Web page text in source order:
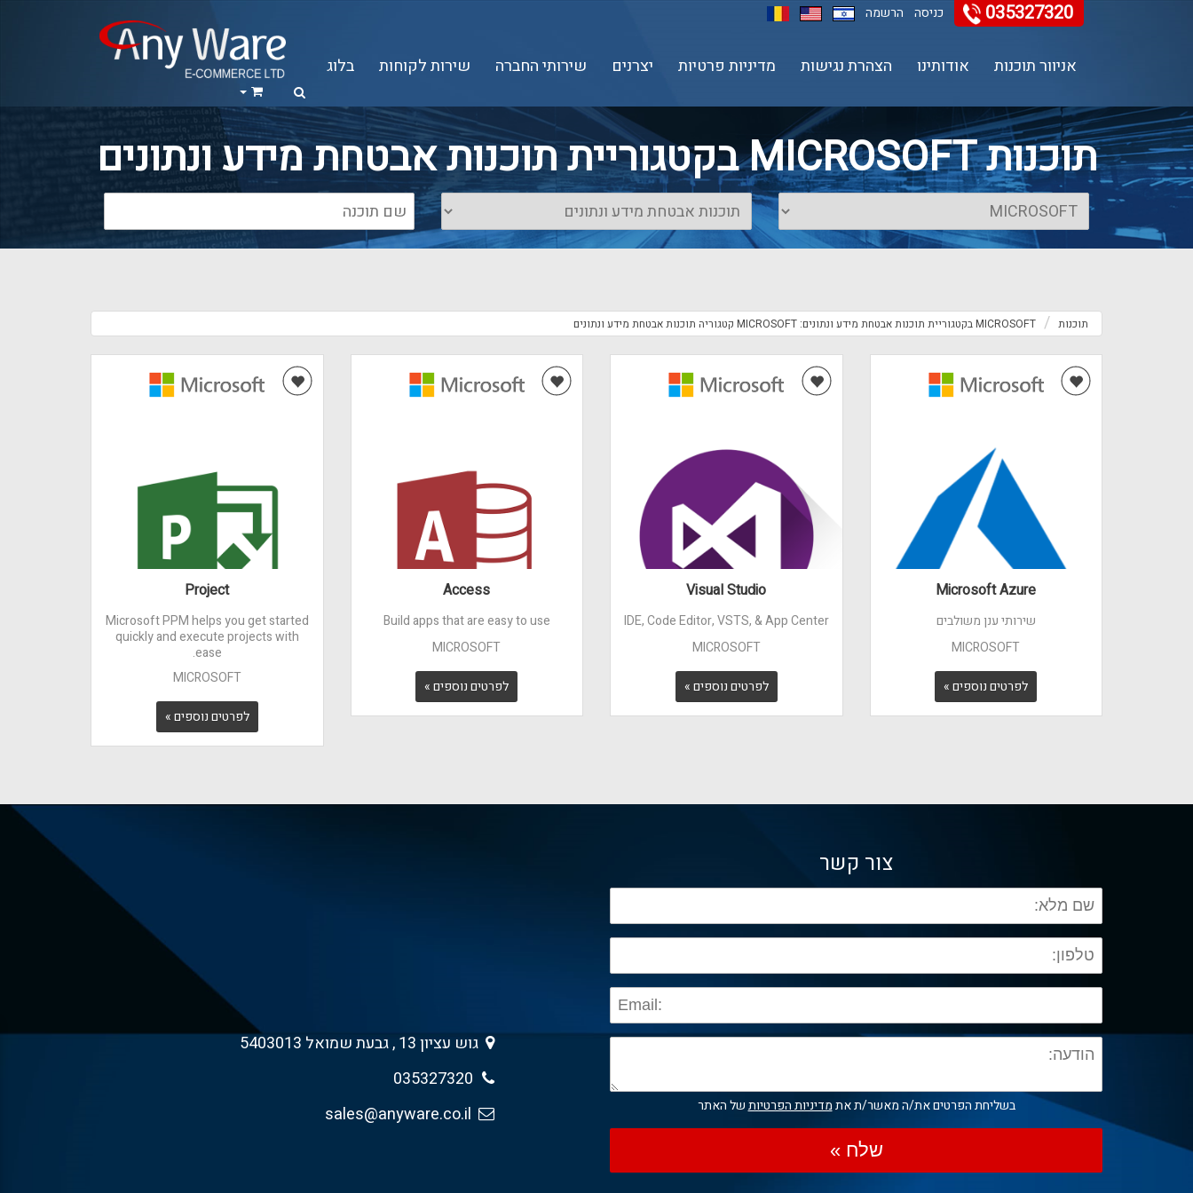
035327320 כניסה הרשמה
אניוור תוכנות אודותינו הצהרת נגישות מדיניות פרטיות יצרנים שירותי החברה שירות לקוחות בלוג
תוכנות MICROSOFT בקטגוריית תוכנות אבטחת מידע ונתונים
תוכנות MICROSOFT בקטגוריית תוכנות אבטחת מידע ונתונים: MICROSOFT קטגוריה תוכנות אבטחת מידע ונתונים
Microsoft Azure
שירותי ענן משולבים
MICROSOFT
לפרטים נוספים »
Visual Studio
IDE, Code Editor, VSTS, & App Center
MICROSOFT
לפרטים נוספים »
Access
Build apps that are easy to use
MICROSOFT
לפרטים נוספים »
Project
Microsoft PPM helps you get started
quickly and execute projects with
ease.
MICROSOFT
לפרטים נוספים »
צור קשר
בשליחת הפרטים את/ה מאשר/ת אתמדיניות הפרטיותשל האתר
שלח »
גוש עציון 13 , גבעת שמואל 5403013
035327320